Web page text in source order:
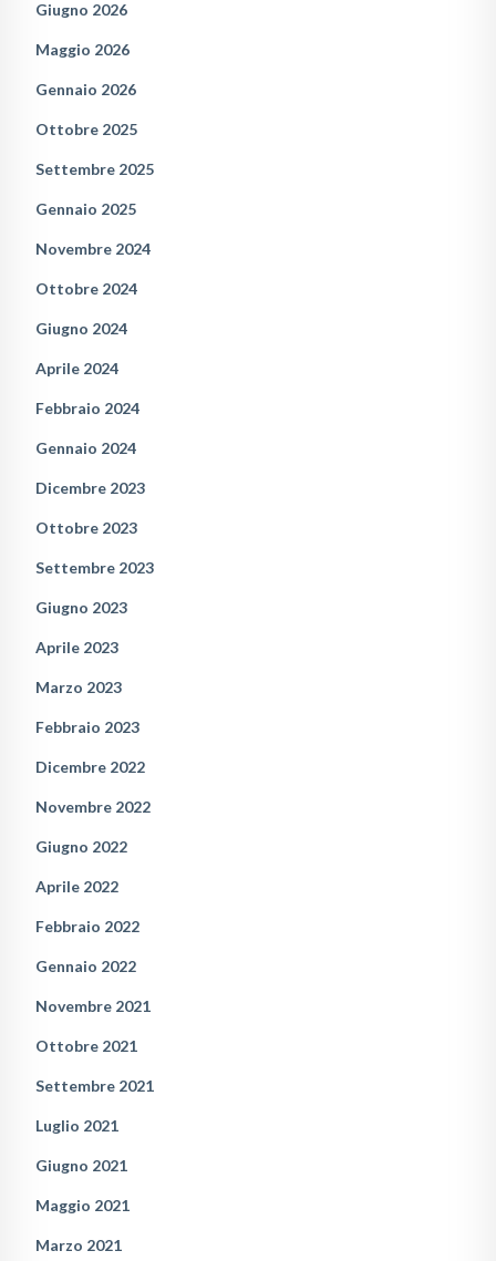
Giugno 2026
Maggio 2026
Gennaio 2026
Ottobre 2025
Settembre 2025
Gennaio 2025
Novembre 2024
Ottobre 2024
Giugno 2024
Aprile 2024
Febbraio 2024
Gennaio 2024
Dicembre 2023
Ottobre 2023
Settembre 2023
Giugno 2023
Aprile 2023
Marzo 2023
Febbraio 2023
Dicembre 2022
Novembre 2022
Giugno 2022
Aprile 2022
Febbraio 2022
Gennaio 2022
Novembre 2021
Ottobre 2021
Settembre 2021
Luglio 2021
Giugno 2021
Maggio 2021
Marzo 2021